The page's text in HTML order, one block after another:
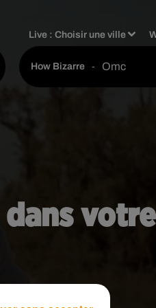
Live :Choisir une ville
How Bizarre - Omc